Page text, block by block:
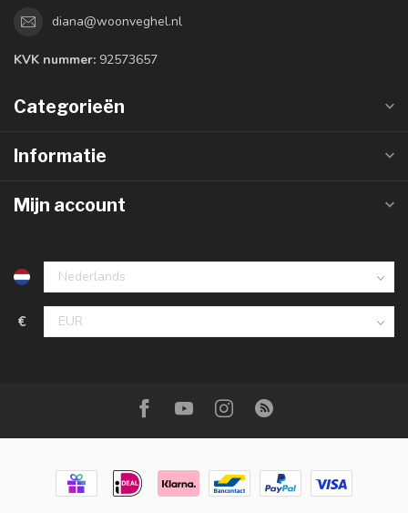
diana@woonveghel.nl
KVK nummer: 92573657
Categorieën
Informatie
Mijn account
€